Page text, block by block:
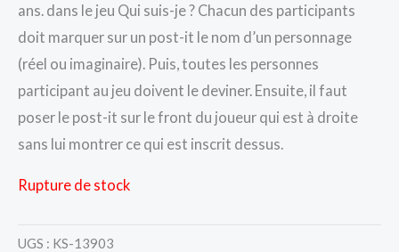
ans. dans le jeu Qui suis-je ? Chacun des participants
doit marquer sur un post-it le nom d’un personnage
(réel ou imaginaire). Puis, toutes les personnes
participant au jeu doivent le deviner. Ensuite, il faut
poser le post-it sur le front du joueur qui est à droite
sans lui montrer ce qui est inscrit dessus.
Rupture de stock
UGS : KS-13903